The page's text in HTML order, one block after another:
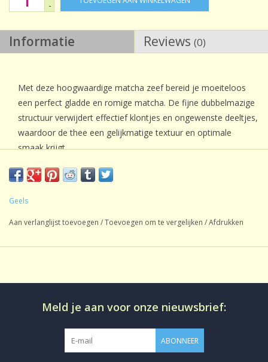
-
Informatie Reviews (0)
Met deze hoogwaardige matcha zeef bereid je moeiteloos
een perfect gladde en romige matcha. De fijne dubbelmazige
structuur verwijdert effectief klontjes en ongewenste deeltjes,
waardoor de thee een gelijkmatige textuur en optimale
smaak krijgt.
Door je matcha vooraf te zeven, verbeter je niet alleen de
consistentie, maar ook de kwaliteit van elke kop. Het resultaat
is een zijdezachte, professioneel bereide matcha zoals
iedereen die het maximale uit zijn matcha wil halen.
Geels
Aan verlanglijst toevoegen /Toevoegen om te vergelijken /Afdrukken
Meld je aan voor onze nieuwsbrief:
ABONNEER